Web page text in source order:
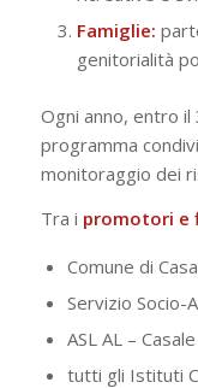
Famiglie:
genitorialità
Ogni anno, entro
programma
monitoraggio dei
Tra i promotori e
Comune di
Servizio
ASL AL –
tutti gli Istituti